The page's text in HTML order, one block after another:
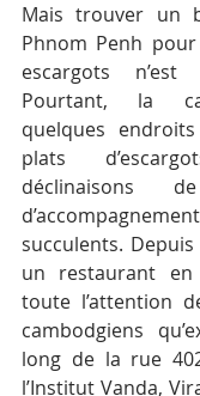
Mais trouver un
Phnom Penh
escargots
Pourtant, la
quelques
plats
déclinaisons
succulents.
un restaurant
toute l’attention
cambodgiens
long de la rue
l’Institut Vanda,